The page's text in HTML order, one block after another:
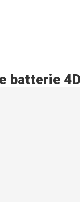
batterie